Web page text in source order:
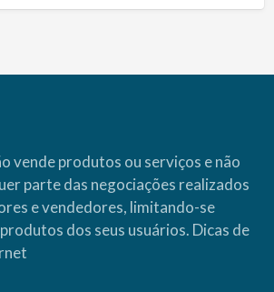
vende produtos ou serviços e não
parte das negociações realizados
e vendedores, limitando-se
dos seus usuários. Dicas de